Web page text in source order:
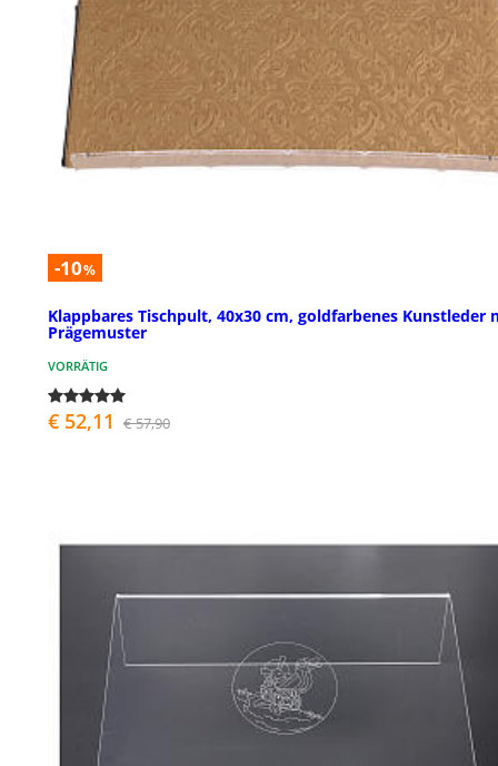
-10%
Klappbares Tischpult, 40x30 cm, goldfarbenes Kunstleder
Prägemuster
VORRÄTIG
€ 52,11 € 57,90